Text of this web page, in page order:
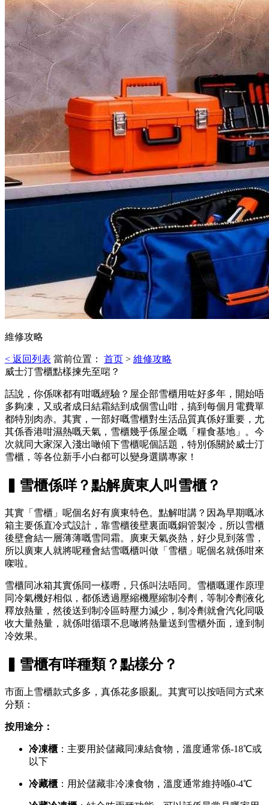
維修攻略
< 返回列表 當前位置： 首页 > 維修攻略
威士汀雪櫃點樣揀先至啱？
話說，你係咪都有咁嘅經驗？屋企部雪櫃用咗好多年，開始唔
多夠凍，又或者成日結霜結到成個雪山咁，搞到每個月電費單
都特別肉赤。其實，一部好嘅雪櫃對生活品質真係好重要，尤
其係香港咁濕熱嘅天氣，雪櫃幾乎係屋企嘅「糧食基地」。今
次就同大家深入淺出噉傾下雪櫃呢個話題，特別係關於威士汀
雪櫃，等各位新手小白都可以變身選購專家！
▍雪櫃係咩？點解廣東人叫雪櫃？
其實「雪櫃」呢個名好有廣東特色。點解咁講？因為早期嘅冰
箱主要係直冷式設計，靠雪櫃後壁裏面嘅銅管製冷，所以雪櫃
後壁會結一層薄薄嘅雪同霜。廣東天氣炎熱，好少見到落雪，
所以廣東人就將呢種會結雪嘅櫃叫做「雪櫃」呢個名就係咁來
㗎啦。
雪櫃同冰箱其實係同一樣嘢，只係叫法唔同。雪櫃嘅運作原理
同冷氣機好相似，都係透過壓縮機壓縮制冷劑，等制冷劑液化
釋放熱量，然後送到制冷區時壓力減少，制冷劑就會汽化同吸
收大量熱量，就係咁循環不息噉將熱量送到雪櫃外面，達到制
冷效果。
▍雪櫃有咩種類？點樣分？
市面上雪櫃款式多多，真係花多眼亂。其實可以按唔同方式來
分類：
按用途分：
冷凍櫃 ：主要用於儲藏同凍結食物，溫度通常係-18℃或
以下
冷藏櫃 ：用於儲藏非冷凍食物，溫度通常維持喺0-4℃